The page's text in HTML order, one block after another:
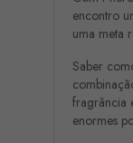
encontro
uma meta
Saber
fragrância
enormes